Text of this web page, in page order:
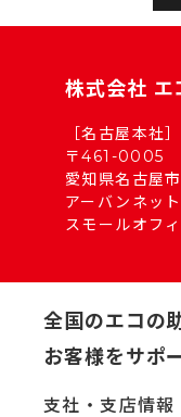
株式会社 エ
［名古屋本社］
〒461-0005
愛知県名古屋
アーバンネッ
スモールオフ
全国のエコの
お客様をサポ
支社・支店情報